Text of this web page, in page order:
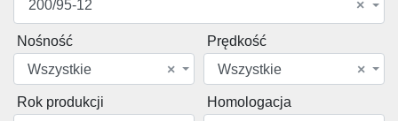
×
200/95-12
Nośność
×
Wszystkie
Prędkość
×
Wszystkie
Rok produkcji
Homologacja